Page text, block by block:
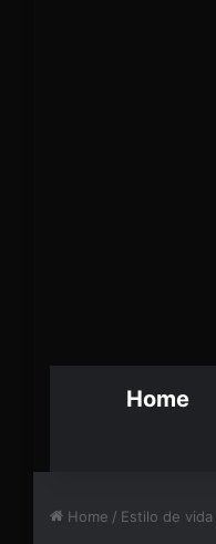
Home
Home / Estilo de vida